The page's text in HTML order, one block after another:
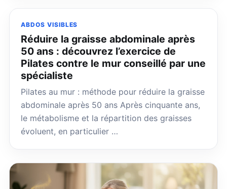
ABDOS VISIBLES
Réduire la graisse abdominale après
50 ans : découvrez l’exercice de
Pilates contre le mur conseillé par une
spécialiste
Pilates au mur : méthode pour réduire la graisse
abdominale après 50 ans Après cinquante ans,
le métabolisme et la répartition des graisses
évoluent, en particulier …